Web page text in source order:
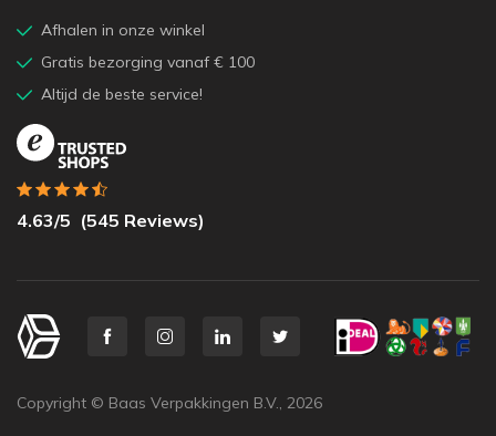
Afhalen in onze winkel
Gratis bezorging vanaf € 100
Altijd de beste service!
4.63/5 (545 Reviews)
Copyright © Baas Verpakkingen B.V., 2026